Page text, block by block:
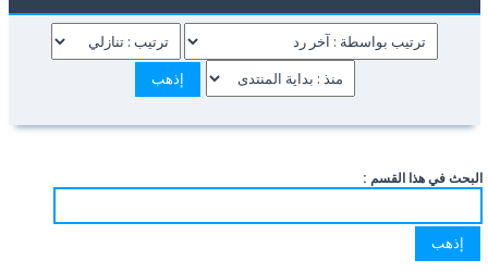
البحث في هذا القسم :